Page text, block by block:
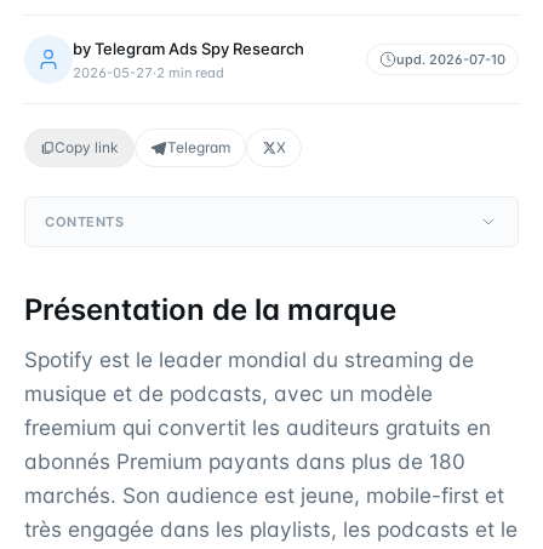
byTelegram Ads Spy Research
2026-05-27·2 min read
upd. 2026-07-10
Copy link Telegram X
CONTENTS
Présentation de la marque
Spotify est le leader mondial du streaming de
musique et de podcasts, avec un modèle
freemium qui convertit les auditeurs gratuits en
abonnés Premium payants dans plus de 180
marchés. Son audience est jeune, mobile-first et
très engagée dans les playlists, les podcasts et le